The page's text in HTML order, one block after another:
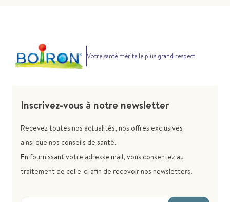
Votre santé mérite le plus grand respect
Inscrivez-vous à notre newsletter
Recevez toutes nos actualités, nos offres exclusives
ainsi que nos conseils de santé.
En fournissant votre adresse mail, vous consentez au
traitement de celle-ci afin de recevoir nos newsletters.